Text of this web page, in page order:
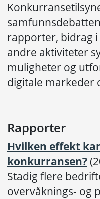
rapporter, bidrag
andre aktiviteter
muligheter og
digitale markeder
Rapporter
Hvilken effekt
konkurransen?
Stadig flere
overvåknings- og